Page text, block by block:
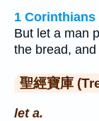
1 Corinthians
But let a man
the bread,
聖經寶庫
let a.